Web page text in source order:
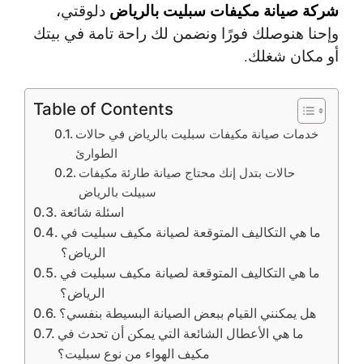
شركة صيانة مكيفات سبليت بالرياض دلوقتي،
وإحنا هنوصلك فورًا ونضمن لك راحة تامة في بيتك
أو مكان شغلك.
Table of Contents
خدمات صيانة مكيفات سبليت بالرياض في حالات
الطوارئ
حالات بتدل إنك محتاج صيانة طارئة مكيفات
سبيلت بالرياض
اسئلة شائعة
ما هي التكاليف المتوقعة لصيانة مكيف سبليت في
الرياض؟
ما هي التكاليف المتوقعة لصيانة مكيف سبليت في
الرياض؟
هل يمكنني القيام ببعض الصيانة البسيطة بنفسي؟
ما هي الأعطال الشائعة التي يمكن أن تحدث في
مكيف الهواء من نوع سبليت؟